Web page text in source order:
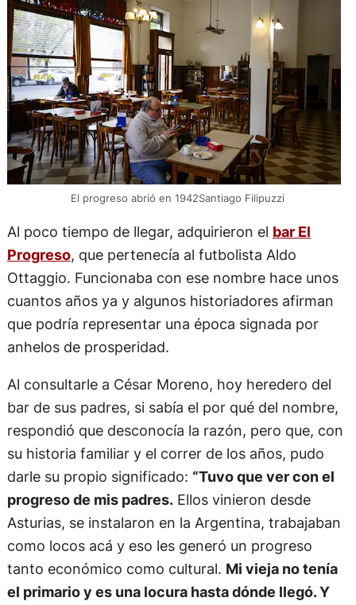
El progreso abrió en 1942Santiago Filipuzzi
Al poco tiempo de llegar, adquirieron el bar El
Progreso, que pertenecía al futbolista Aldo
Ottaggio. Funcionaba con ese nombre hace unos
cuantos años ya y algunos historiadores afirman
que podría representar una época signada por
anhelos de prosperidad.
Al consultarle a César Moreno, hoy heredero del
bar de sus padres, si sabía el por qué del nombre,
respondió que desconocía la razón, pero que, con
su historia familiar y el correr de los años, pudo
darle su propio significado: “Tuvo que ver con el
progreso de mis padres.Ellos vinieron desde
Asturias, se instalaron en la Argentina, trabajaban
como locos acá y eso les generó un progreso
tanto económico como cultural. Mi vieja no tenía
el primario y es una locura hasta dónde llegó. Y